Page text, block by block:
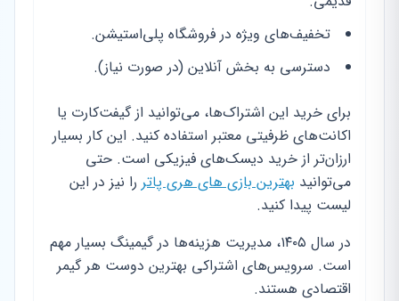
تخفیف‌های ویژه در فروشگاه پلی‌استیشن.
دسترسی به بخش آنلاین (در صورت نیاز).
برای خرید این اشتراک‌ها، می‌توانید از گیفت‌کارت یا
اکانت‌های ظرفیتی معتبر استفاده کنید. این کار بسیار
ارزان‌تر از خرید دیسک‌های فیزیکی است. حتی
می‌توانید بهترین بازی های هری پاتر را نیز در این
لیست پیدا کنید.
در سال ۱۴۰۵، مدیریت هزینه‌ها در گیمینگ بسیار مهم
است. سرویس‌های اشتراکی بهترین دوست هر گیمر
اقتصادی هستند.